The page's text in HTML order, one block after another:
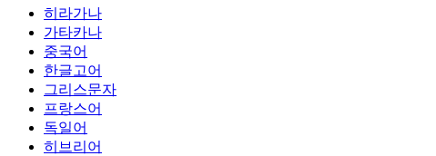
히라가나
가타카나
중국어
한글고어
그리스문자
프랑스어
독일어
히브리어